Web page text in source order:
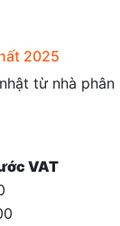
2025
từ nhà phân
VAT